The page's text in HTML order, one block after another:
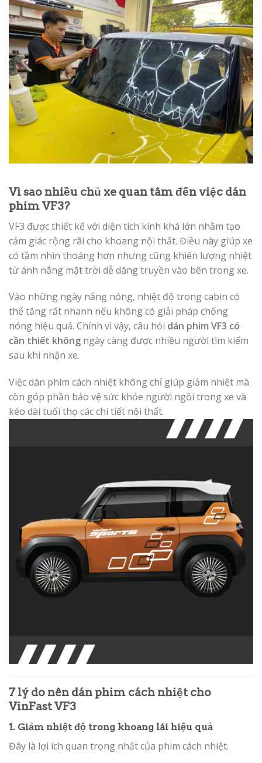
Vì sao nhiều chủ xe quan tâm đến việc dán
phim VF3?
VF3 được thiết kế với diện tích kính khá lớn nhằm tạo
cảm giác rộng rãi cho khoang nội thất. Điều này giúp xe
có tầm nhìn thoáng hơn nhưng cũng khiến lượng nhiệt
từ ánh nắng mặt trời dễ dàng truyền vào bên trong xe.
Vào những ngày nắng nóng, nhiệt độ trong cabin có
thể tăng rất nhanh nếu không có giải pháp chống
nóng hiệu quả. Chính vì vậy, câu hỏi dán phim VF3 có
cần thiết không ngày càng được nhiều người tìm kiếm
sau khi nhận xe.
Việc dán phim cách nhiệt không chỉ giúp giảm nhiệt mà
còn góp phần bảo vệ sức khỏe người ngồi trong xe và
kéo dài tuổi thọ các chi tiết nội thất.
7 lý do nên dán phim cách nhiệt cho
VinFast VF3
1. Giảm nhiệt độ trong khoang lái hiệu quả
Đây là lợi ích quan trọng nhất của phim cách nhiệt.